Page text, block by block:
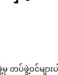
တပ်ဖွဲ့ဝင်မျာ